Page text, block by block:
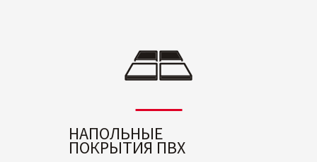
НАПОЛЬНЫЕ
ПОКРЫТИЯ ПВХ